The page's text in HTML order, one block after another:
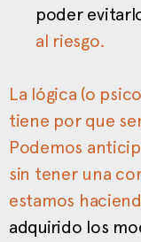
poder
al riesgo.
La lógica (o
tiene por que
Podemos
sin tener una
estamos
adquirido los